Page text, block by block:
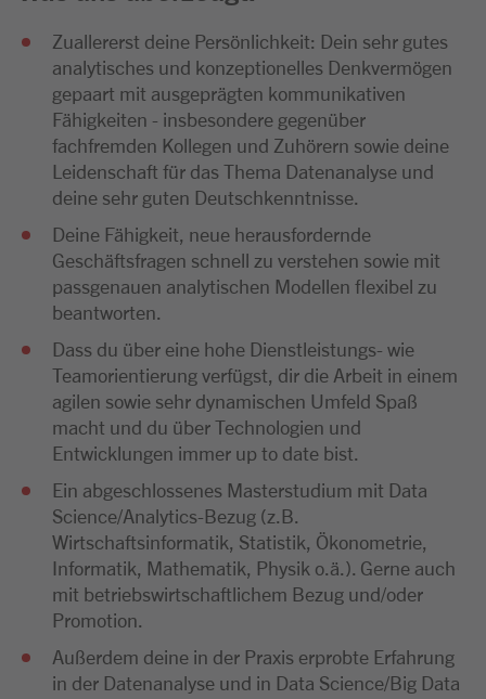
Zuallererst deine Persönlichkeit: Dein sehr gutes
analytisches und konzeptionelles Denkvermögen
gepaart mit ausgeprägten kommunikativen
Fähigkeiten - insbesondere gegenüber
fachfremden Kollegen und Zuhörern sowie deine
Leidenschaft für das Thema Datenanalyse und
deine sehr guten Deutschkenntnisse.
Deine Fähigkeit, neue herausfordernde
Geschäftsfragen schnell zu verstehen sowie mit
passgenauen analytischen Modellen flexibel zu
beantworten.
Dass du über eine hohe Dienstleistungs- wie
Teamorientierung verfügst, dir die Arbeit in einem
agilen sowie sehr dynamischen Umfeld Spaß
macht und du über Technologien und
Entwicklungen immer up to date bist.
Ein abgeschlossenes Masterstudium mit Data
Science/Analytics-Bezug (z.B.
Wirtschaftsinformatik, Statistik, Ökonometrie,
Informatik, Mathematik, Physik o.ä.). Gerne auch
mit betriebswirtschaftlichem Bezug und/oder
Promotion.
Außerdem deine in der Praxis erprobte Erfahrung
in der Datenanalyse und in Data Science/Big Data